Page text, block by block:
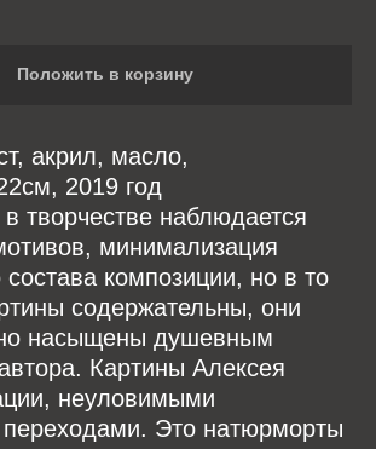
Положить в корзину
акрил, масло,
2019 год
творчестве наблюдается
минимализация
состава композиции, но в то
содержательны, они
насыщены душевным
Картины Алексея
неуловимыми
Это натюрморты